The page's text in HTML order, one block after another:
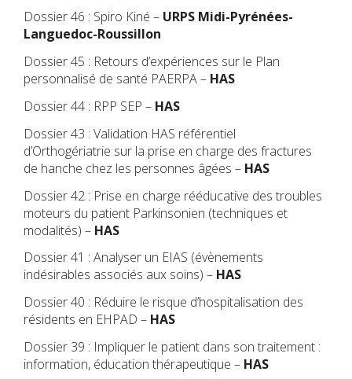
Dossier 46 : Spiro Kiné – URPS Midi-Pyrénées-
Languedoc-Roussillon
Dossier 45 : Retours d’expériences sur le Plan
personnalisé de santé PAERPA – HAS
Dossier 44 : RPP SEP – HAS
Dossier 43 : Validation HAS référentiel
d’Orthogériatrie sur la prise en charge des fractures
de hanche chez les personnes âgées – HAS
Dossier 42 : Prise en charge rééducative des troubles
moteurs du patient Parkinsonien (techniques et
modalités) – HAS
Dossier 41 : Analyser un EIAS (évènements
indésirables associés aux soins) – HAS
Dossier 40 : Réduire le risque d’hospitalisation des
résidents en EHPAD – HAS
Dossier 39 : Impliquer le patient dans son traitement :
information, éducation thérapeutique – HAS